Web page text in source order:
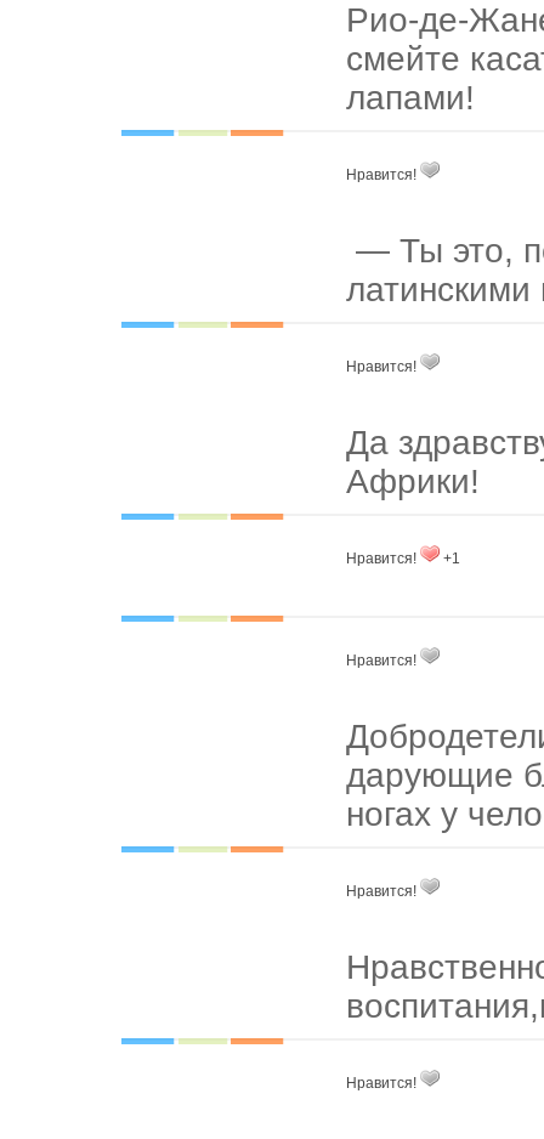
Рио-де-
смейте
лапами!
Нравится!
— Ты это,
Нравится!
Да
Африки!
Нравится! +1
Нравится!
дарующие
ногах у
Нравится!
Нравится!